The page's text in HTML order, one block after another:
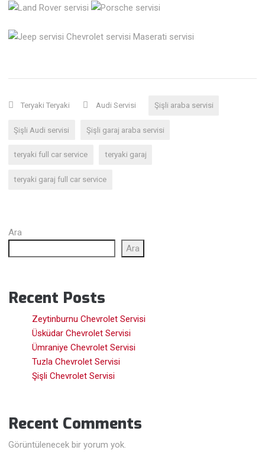
Teryaki Teryaki Audi Servisi Şişli araba servisi
Şişli Audi servisi Şişli garaj araba servisi
teryaki full car service teryaki garaj
teryaki garaj full car service
Ara
Ara
Recent Posts
Zeytinburnu Chevrolet Servisi
Üsküdar Chevrolet Servisi
Ümraniye Chevrolet Servisi
Tuzla Chevrolet Servisi
Şişli Chevrolet Servisi
Recent Comments
Görüntülenecek bir yorum yok.